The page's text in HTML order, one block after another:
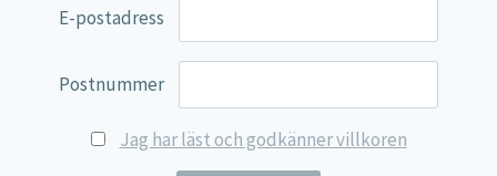
Zink
*DRI är dagligt referensintag. ** DRI ej fastställt.
Ingredienser:Fyllnadsmedel (mikrokristallin
E-postadress
Postnummer
Jag har läst och godkänner villkoren